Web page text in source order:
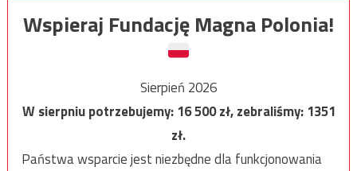
Wspieraj Fundację Magna Polonia!
Sierpień 2026
W sierpniu potrzebujemy:16 500zł, zebraliśmy:1351
zł.
Państwa wsparcie jest niezbędne dla funkcjonowania